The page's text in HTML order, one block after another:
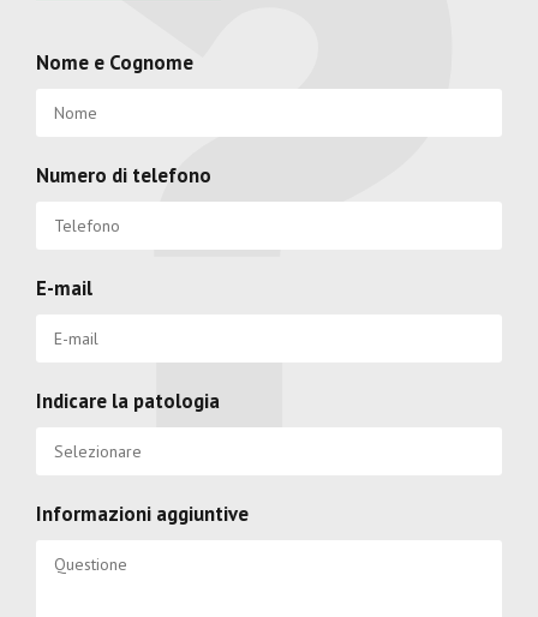
Nome e Cognome
Numero di telefono
E-mail
Indicare la patologia
Informazioni aggiuntive